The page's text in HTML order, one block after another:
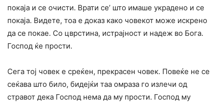
покаја и се очисти. Врати се’ што имаше украдено и се
покаја. Видете, тоа е доказ како човекот може искрено
да се покае. Co цврстина, истрајност и надеж во Бога.
Господ ќе прости.
Сега тој човек е среќен, прекрасен човек. Повеќе не се
сеќава што било, бидејќи таа омраза го излечи од
стравот дека Господ нема да му прости. Господ му